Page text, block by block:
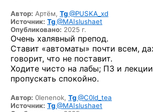
Автор: Артём, Tg@PUSKA_xd
Источник: Tg@MAIslushaet
Опубликовано: 2025 г.
Очень халявный препод.
Ставит «автоматы» почти всем,
говорит, что не поставит.
Ходите чисто на лабы; ПЗ и
пропускать спокойно.
Автор: 0lenenok, Tg@C0ld_tea
Источник: Tg@MAIslushaet